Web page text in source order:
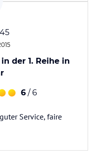
der 1. Reihe in
6 / 6
Service, faire